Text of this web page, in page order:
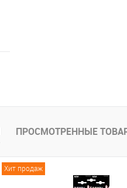
ПРОСМОТРЕННЫЕ
Хит продаж